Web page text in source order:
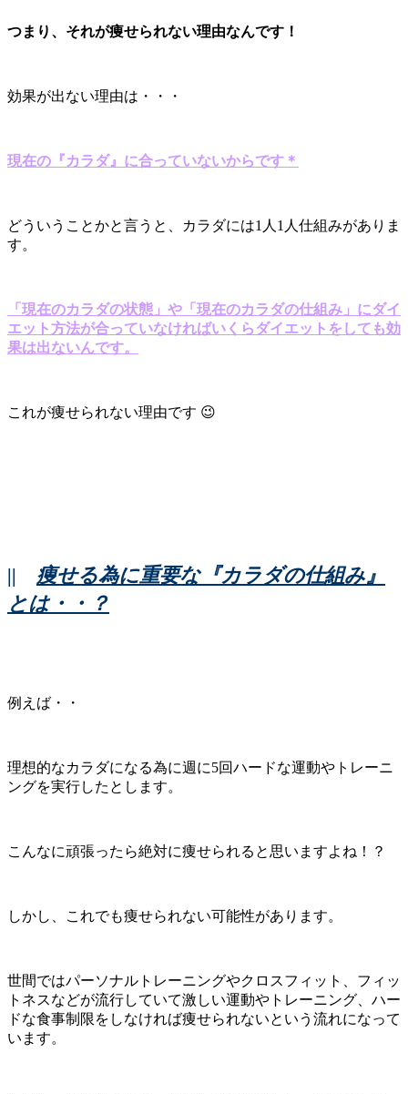
つまり、それが痩せられない理由なんです！
効果が出ない理由は・・・
現在の『カラダ』に合っていないからです＊
どういうことかと言うと、カラダには1人1人仕組みがありま
す。
「現在のカラダの状態」や「現在のカラダの仕組み」にダイ
エット方法が合っていなければいくらダイエットをしても効
果は出ないんです。
これが痩せられない理由です 😉
|| 痩せる為に重要な『カラダの仕組み』
とは・・？
例えば・・
理想的なカラダになる為に週に5回ハードな運動やトレーニ
ングを実行したとします。
こんなに頑張ったら絶対に痩せられると思いますよね！？
しかし、これでも痩せられない可能性があります。
世間ではパーソナルトレーニングやクロスフィット、フィッ
トネスなどが流行していて激しい運動やトレーニング、ハー
ドな食事制限をしなければ痩せられないという流れになって
います。